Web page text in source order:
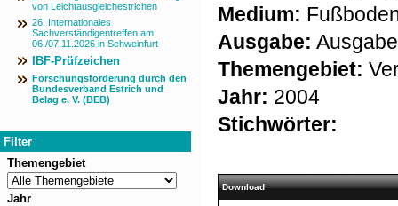
von Leichtausgleichestrichen
26. Internationales
Sachverständigentreffen am
06./07.11.2026 in Schweinfurt
IBF-Prüfzeichen
Forschungsförderung durch den
Bundesverband Estrich und
Belag e. V. (BEB)
Filter
Themengebiet
Jahr
Medium:
Ausgabe:
Themengebiet:
Jahr: 2004
Stichwörter:
Download